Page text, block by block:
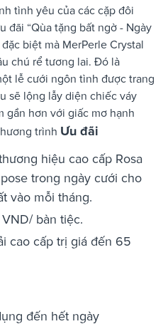
tình yêu của các cặp đôi
đãi “Qùa tặng bất ngờ - Ngày
biệt mà MerPerle Crystal
chú rể tương lai. Đó là
lễ cưới ngôn tình được trang
sẽ lộng lẫy diện chiếc váy
gần hơn với giấc mơ hạnh
trình Ưu đãi
hiệu cao cấp Rosa
trong ngày cưới cho
vào mỗi tháng.
bàn tiệc.
cao cấp trị giá đến 65
đến hết ngày